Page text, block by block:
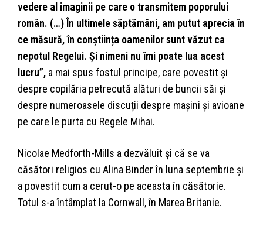
vedere al imaginii pe care o transmitem poporului
român. (…) În ultimele săptămâni, am putut aprecia în
ce măsură, în conștiința oamenilor sunt văzut ca
nepotul Regelui. Și nimeni nu îmi poate lua acest
lucru”, a mai spus fostul principe, care povestit și
despre copilăria petrecută alături de buncii săi și
despre numeroasele discuții despre mașini și avioane
pe care le purta cu Regele Mihai.
Nicolae Medforth-Mills a dezvăluit și că se va
căsători religios cu Alina Binder în luna septembrie și
a povestit cum a cerut-o pe aceasta în căsătorie.
Totul s-a întâmplat la Cornwall, în Marea Britanie.